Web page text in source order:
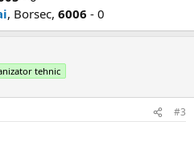
, Borsec, 6006 - 0
tehnic
#3